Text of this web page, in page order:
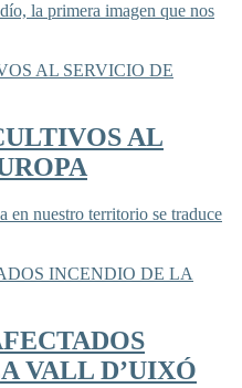
la primera imagen que nos
AL
en nuestro territorio se traduce
VALL D’UIXÓ